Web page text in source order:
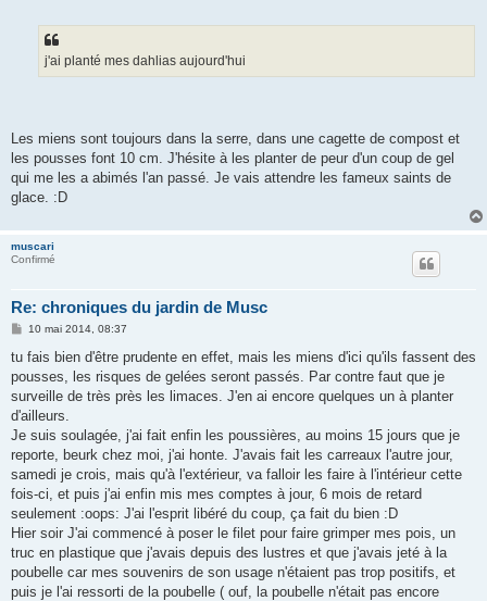
j'ai planté mes dahlias aujourd'hui
Les miens sont toujours dans la serre, dans une cagette de compost et
les pousses font 10 cm. J'hésite à les planter de peur d'un coup de gel
qui me les a abimés l'an passé. Je vais attendre les fameux saints de
glace. :D
muscari
Confirmé
Re: chroniques du jardin de Musc
M
s
a
g
10 mai 2014, 08:37
tu fais bien d'être prudente en effet, mais les miens d'ici qu'ils fassent des
pousses, les risques de gelées seront passés. Par contre faut que je
surveille de très près les limaces. J'en ai encore quelques un à planter
d'ailleurs.
Je suis soulagée, j'ai fait enfin les poussières, au moins 15 jours que je
reporte, beurk chez moi, j'ai honte. J'avais fait les carreaux l'autre jour,
samedi je crois, mais qu'à l'extérieur, va falloir les faire à l'intérieur cette
fois-ci, et puis j'ai enfin mis mes comptes à jour, 6 mois de retard
seulement :oops: J'ai l'esprit libéré du coup, ça fait du bien :D
Hier soir J'ai commencé à poser le filet pour faire grimper mes pois, un
truc en plastique que j'avais depuis des lustres et que j'avais jeté à la
poubelle car mes souvenirs de son usage n'étaient pas trop positifs, et
puis je l'ai ressorti de la poubelle ( ouf, la poubelle n'était pas encore